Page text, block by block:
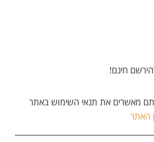
חינם!
מאשרים את תנאי השימוש באתר
האתר